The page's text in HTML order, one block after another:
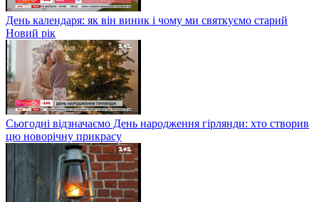
День календаря: як він виник і чому ми святкуємо старий
Новий рік
Сьогодні відзначаємо День народження гірлянди: хто створив
цю новорічну прикрасу